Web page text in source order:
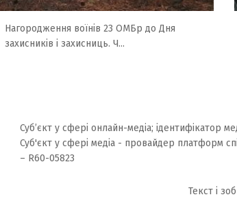
Нагородження воїнів 23 ОМБр до Дня
захисників і захисниць. Ч...
Суб’єкт у сфері онлайн-медіа; ідентифікатор
Суб'єкт у сфері медіа - провайдер платформ
– R60-05823
Текст і